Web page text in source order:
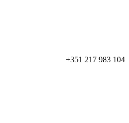
+351 217 983 104